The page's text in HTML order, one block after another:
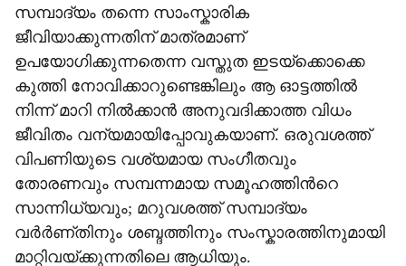
സമ്പാദ്യം തന്നെ സാംസ്കാരിക
ജീവിയാക്കുന്നതിന് മാത്രമാണ്
ഉപയോഗിക്കുന്നതെന്ന വസ്തുത ഇടയ്ക്കൊക്കെ
കുത്തി നോവിക്കാറുണ്ടെങ്കിലും ആ ഓട്ടത്തിൽ
നിന്ന് മാറി നിൽക്കാൻ അനുവദിക്കാത്ത വിധം
ജീവിതം വന്യമായിപ്പോവുകയാണ്. ഒരുവശത്ത്
വിപണിയുടെ വശ്യമായ സംഗീതവും
തോരണവും സമ്പന്നമായ സമൂഹത്തിന്‍റെ
സാന്നിധ്യവും; മറുവശത്ത് സമ്പാദ്യം
വർർണ്തിനും ശബ്ദത്തിനും സംസ്കാരത്തിനുമായി
മാറ്റിവയ്ക്കുന്നതിലെ ആധിയും.